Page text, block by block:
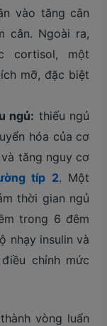
vào tăng cân
cân. Ngoài ra,
cortisol, một
mỡ, đặc biệt
ngủ: thiếu ngủ
hóa của cơ
tăng nguy cơ
típ 2. Một
thời gian ngủ
trong 6 đêm
nhạy insulin và
chỉnh mức
vòng luẩn